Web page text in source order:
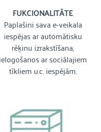
FUKCIONALITĀTE
Paplašini sava e-veikala
iespējas ar automātisku
rēķinu izrakstīšana,
ielogošanos ar sociālajiem
tīkliem u.c. iespējām.